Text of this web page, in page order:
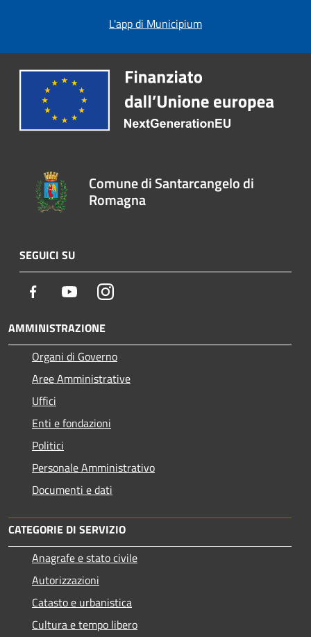
L'app di Municipium
Comune di Santarcangelo di
Romagna
SEGUICI SU
Facebook YoutubeInstagram
AMMINISTRAZIONE
Organi di Governo
Aree Amministrative
Uffici
Enti e fondazioni
Politici
Personale Amministrativo
Documenti e dati
CATEGORIE DI SERVIZIO
Anagrafe e stato civile
Autorizzazioni
Catasto e urbanistica
Cultura e tempo libero